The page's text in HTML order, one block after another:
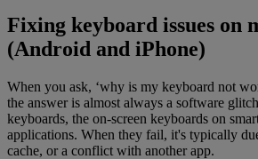
Fixing keyboard issues on
(Android and iPhone)
When you ask, ‘why is my keyboard not
the answer is almost always a software
keyboards, the on-screen keyboards on
applications. When they fail, it's typically
cache, or a conflict with another app.